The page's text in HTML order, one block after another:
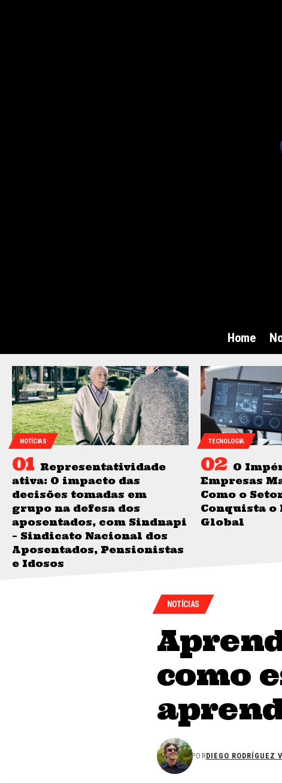
Home
NOTÍCIAS
Representatividade
ativa: O impacto das
decisões tomadas em
grupo na defesa dos
aposentados, com Sindnapi
– Sindicato Nacional dos
Aposentados, Pensionistas
e Idosos
TECNOLOGIA
O
Empresas
Como o
Conquista o
Global
NOTÍCIAS
como
PORDIEGO RODRÍGUEZ